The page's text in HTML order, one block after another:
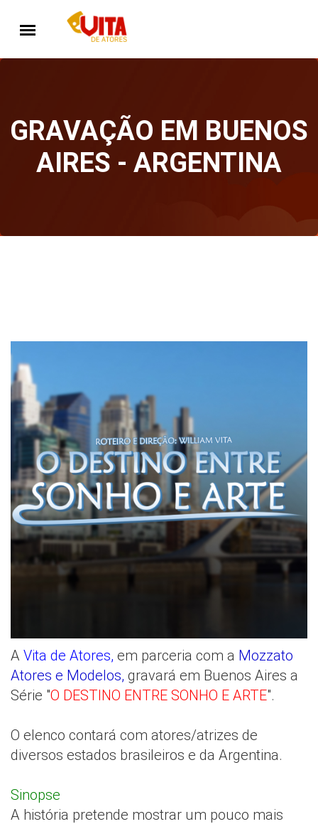
GRAVAÇÃO EM BUENOS
AIRES - ARGENTINA
A Vita de Atores, em parceria com a Mozzato
Atores e Modelos, gravará em Buenos Aires a
Série "O DESTINO ENTRE SONHO E ARTE".
O elenco contará com atores/atrizes de
diversos estados brasileiros e da Argentina.
Sinopse
A história pretende mostrar um pouco mais